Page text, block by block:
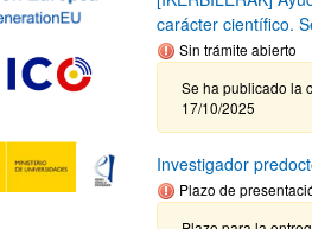
carácter científico.
Sin trámite abierto
Se ha publicado la
17/10/2025
Investigador
Plazo de